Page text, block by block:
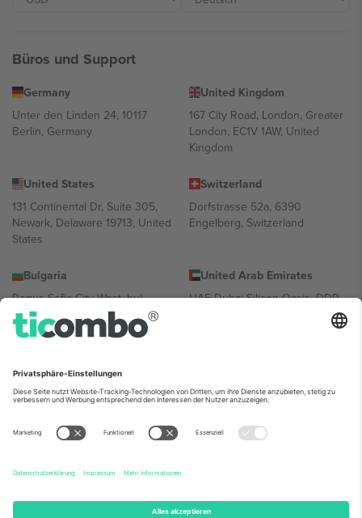
Büros und Support
Germany
Unter den Linden 24, 10117
Berlin, Germany
United Kingdom
167 City Road, London, Greater
London, EC1V 1AW, United
Kingdom
United States
131 Continental Dr, Suite 305,
Newark, Delaware 19713, United
States
Switzerland
Dorfstrasse 52a, 6390
Engelberg, Switzerland
Bulgaria
Regus Sofia City West, bul
Totleben 53-55, 1606 Sofia,
Bulgaria
United Arab Emirates
UAE Dubai Silicon Oasis, DDP
Building A1, Office 302, Dubai,
Mexico
Av Chapultepec 360, Roma
Norte, Cuauhtémoc, 06700
Ciudad de México, CDMX,
Mexico
Die juristische Person des Plattformanbieters kann je nach
Informationen finden Sie auf der jeweiligen Veranstaltungsseite, im